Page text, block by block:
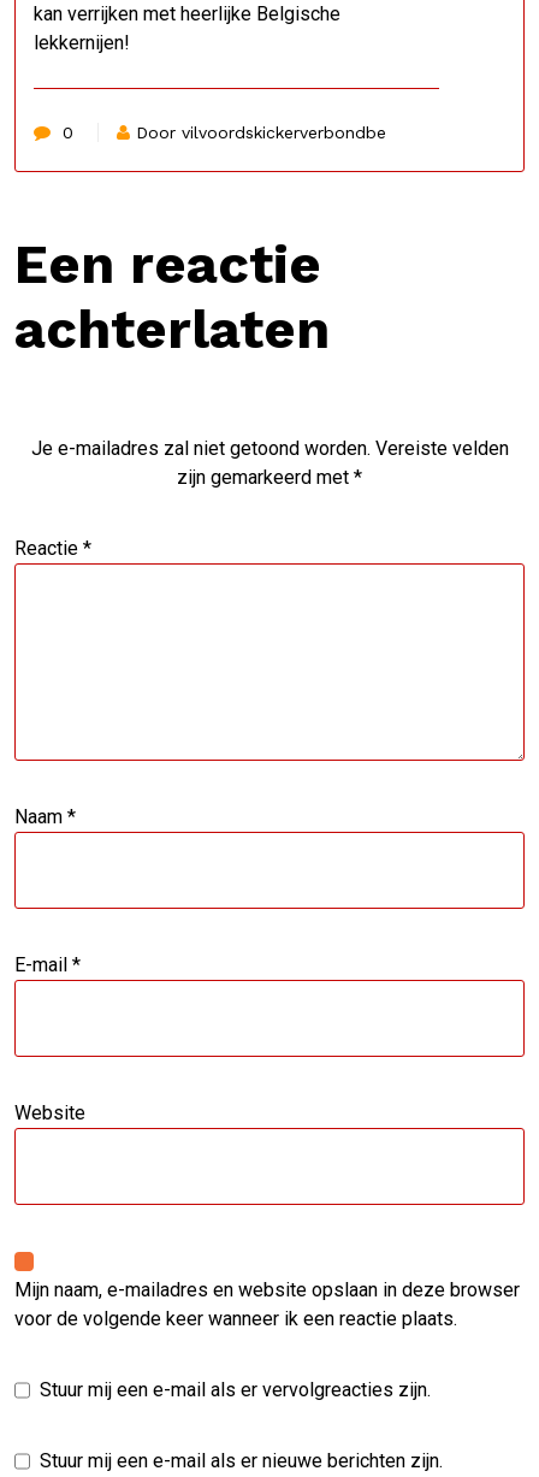
kan verrijken met heerlijke Belgische
lekkernijen!
0 Door vilvoordskickerverbondbe
Een reactie
achterlaten
Je e-mailadres zal niet getoond worden. Vereiste velden
zijn gemarkeerd met *
Reactie *
Naam *
E-mail *
Website
Mijn naam, e-mailadres en website opslaan in deze browser
voor de volgende keer wanneer ik een reactie plaats.
Stuur mij een e-mail als er vervolgreacties zijn.
Stuur mij een e-mail als er nieuwe berichten zijn.